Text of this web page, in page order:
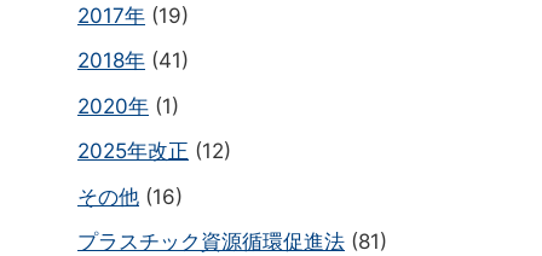
2017年 (19)
2018年 (41)
2020年 (1)
2025年改正 (12)
その他 (16)
プラスチック資源循環促進法 (81)